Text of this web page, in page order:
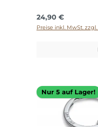
Regulärer Preis:
24,90 €
Preise inkl. MwSt.
Nur 5 auf Lager!